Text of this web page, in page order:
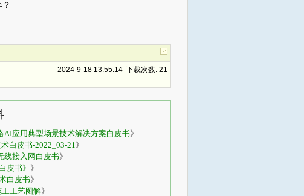
2024-9-18 13:55:14 下载次数: 21
AI应用典型场景技术解决方案白皮书》
白皮书-2022_03-21》
线接入网白皮书》
皮书》 》
白皮书》
工艺图解》